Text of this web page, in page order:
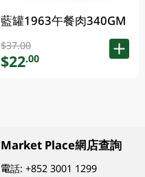
藍罐1963午餐肉340GM
$37.00
$22.00
Market Place網店查詢
電話:+852 3001 1299